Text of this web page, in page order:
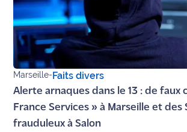
Coachs
Maritima
Bon
sortie
Nous
Marseille-Faits divers
Alerte arnaques dans le 13 : de faux
France Services » à Marseille et des
frauduleux à Salon